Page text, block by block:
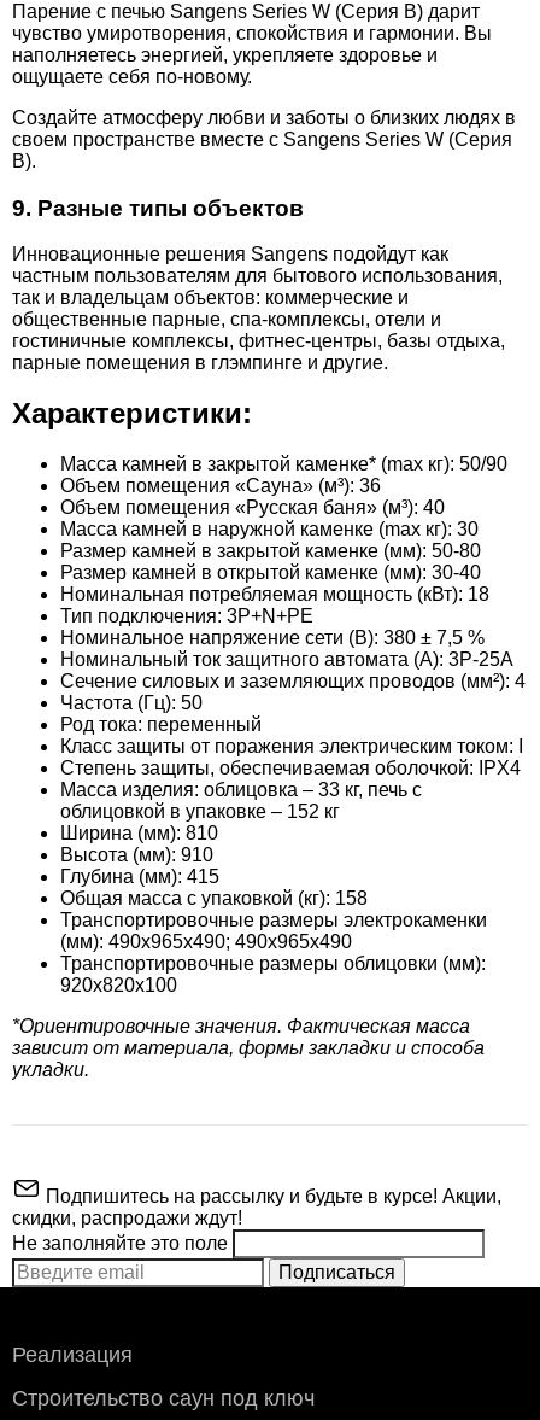
Парение с печью Sangens Series W (Серия В) дарит
чувство умиротворения, спокойствия и гармонии. Вы
наполняетесь энергией, укрепляете здоровье и
ощущаете себя по-новому.
Создайте атмосферу любви и заботы о близких людях в
своем пространстве вместе с Sangens Series W (Серия
В).
9. Разные типы объектов
Инновационные решения Sangens подойдут как
частным пользователям для бытового использования,
так и владельцам объектов: коммерческие и
общественные парные, спа-комплексы, отели и
гостиничные комплексы, фитнес-центры, базы отдыха,
парные помещения в глэмпинге и другие.
Характеристики:
Масса камней в закрытой каменке* (max кг): 50/90
Объем помещения «Сауна» (м³): 36
Объем помещения «Русская баня» (м³): 40
Масса камней в наружной каменке (max кг): 30
Размер камней в закрытой каменке (мм): 50-80
Размер камней в открытой каменке (мм): 30-40
Номинальная потребляемая мощность (кВт): 18
Тип подключения: 3P+N+PE
Номинальное напряжение сети (В): 380 ± 7,5 %
Номинальный ток защитного автомата (А): 3P-25A
Сечение силовых и заземляющих проводов (мм²): 4
Частота (Гц): 50
Род тока: переменный
Класс защиты от поражения электрическим током: I
Степень защиты, обеспечиваемая оболочкой: IPX4
Масса изделия: облицовка – 33 кг, печь с
облицовкой в упаковке – 152 кг
Ширина (мм): 810
Высота (мм): 910
Глубина (мм): 415
Общая масса с упаковкой (кг): 158
Транспортировочные размеры электрокаменки
(мм): 490x965x490; 490x965x490
Транспортировочные размеры облицовки (мм):
920x820x100
*Ориентировочные значения. Фактическая масса
зависит от материала, формы закладки и способа
укладки.
Производитель
ВНИМАНИЕ!
Подпишитесь на рассылку и будьте в курсе! Акции,
скидки, распродажи ждут!
Не заполняйте это поле
Подписаться
Реализация
Строительство саун под ключ